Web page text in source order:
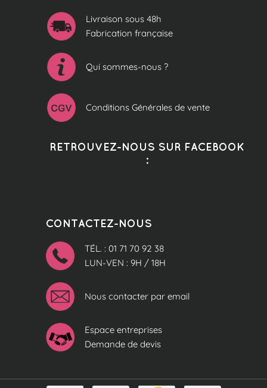
Livraison sous 48h
Fabrication française
Qui sommes-nous ?
Conditions Générales de vente
RETROUVEZ-NOUS SUR FACEBOOK
:
CONTACTEZ-NOUS
TÉL. : 01 71 70 92 38
LUN-VEN : 9H / 18H
Nous contacter par email
Espace entreprises
Demande de devis